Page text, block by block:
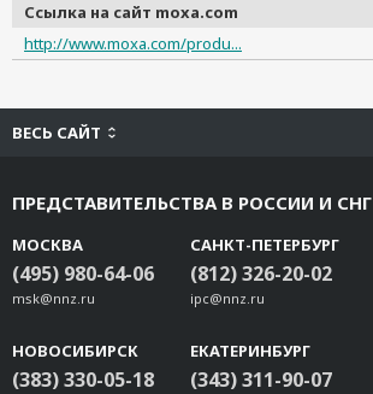
Ссылка на сайт moxa.com
http://www.moxa.com/produ...
ВЕСЬ САЙТ
ПРЕДСТАВИТЕЛЬСТВА В РОССИИ И СНГ
МОСКВА
(495) 980-64-06
msk@nnz.ru
САНКТ-ПЕТЕРБУРГ
(812) 326-20-02
ipc@nnz.ru
НОВОСИБИРСК
(383) 330-05-18
ЕКАТЕРИНБУРГ
(343) 311-90-07